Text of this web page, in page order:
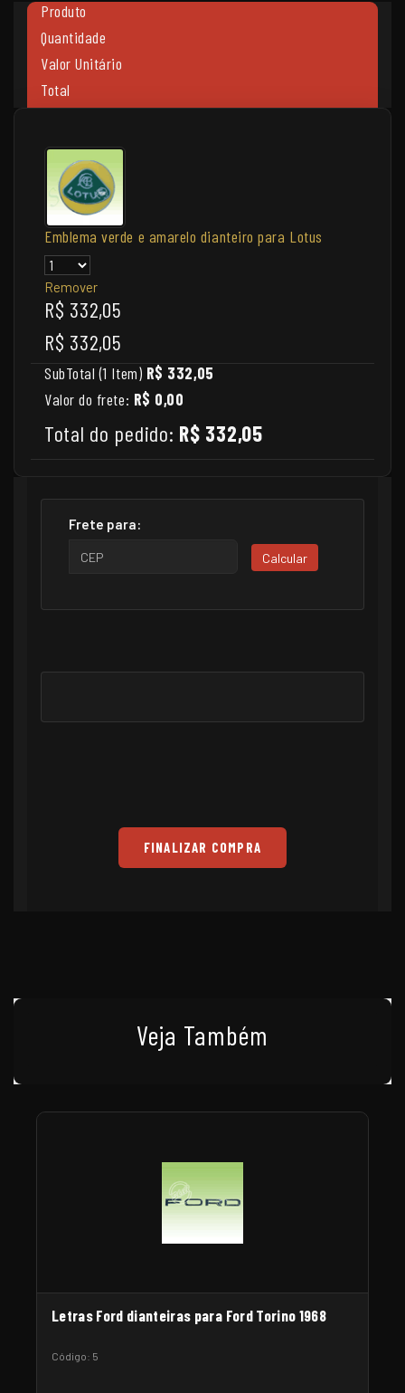
Produto
Quantidade
Valor Unitário
Total
Emblema verde e amarelo dianteiro para Lotus
Remover
R$ 332,05
R$ 332,05
SubTotal (1 Item) R$ 332,05
Valor do frete: R$ 0,00
Total do pedido: R$ 332,05
Frete para:
Calcular
FINALIZAR COMPRA
Veja Também
Letras Ford dianteiras para Ford Torino 1968
Código: 5